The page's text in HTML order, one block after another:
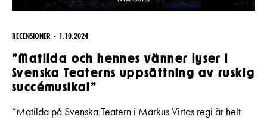
RECENSIONER 1.10.2024
”Matilda och hennes vänner lyser i
Svenska Teaterns uppsättning av ruskig
succémusikal”
”Matilda på Svenska Teatern i Markus Virtas regi är helt